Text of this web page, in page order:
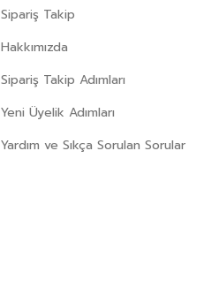
Sipariş Takip
Hakkımızda
Sipariş Takip Adımları
Yeni Üyelik Adımları
Yardım ve Sıkça Sorulan Sorular